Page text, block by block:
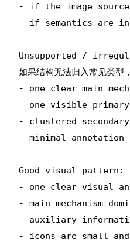
- if the image
- if semantics are
Unsupported /
如果结构无法归入常见类型
- one clear main
- one visible
- clustered
- minimal annotation
Good visual pattern:
- one clear visual
- main mechanism
- auxiliary
- icons are small